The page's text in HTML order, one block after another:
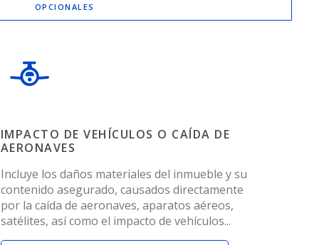
OPCIONALES
IMPACTO DE VEHÍCULOS O CAÍDA DE
AERONAVES
Incluye los daños materiales del inmueble y su
contenido asegurado, causados directamente
por la caída de aeronaves, aparatos aéreos,
satélites, así como el impacto de vehículos...